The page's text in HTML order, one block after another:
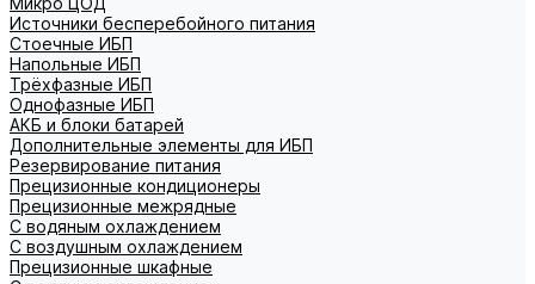
Источники бесперебойного питания
Стоечные ИБП
Напольные ИБП
Трёхфазные ИБП
Однофазные ИБП
АКБ и блоки батарей
Дополнительные элементы для ИБП
Резервирование питания
Прецизионные кондиционеры
Прецизионные межрядные
С водяным охлаждением
С воздушным охлаждением
Прецизионные шкафные